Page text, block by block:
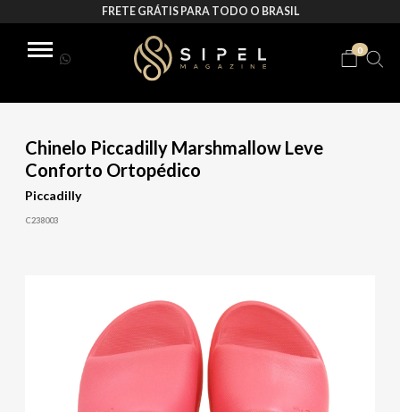
FRETE GRÁTIS PARA TODO O BRASIL
0
Chinelo Piccadilly Marshmallow Leve
Conforto Ortopédico
Piccadilly
C238003